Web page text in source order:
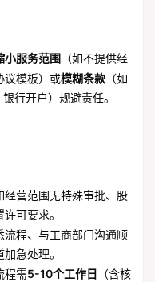
小服务范围 （如不提供经
议模板）或模糊条款 （如
行开户）规避责任。
经营范围无特殊审批、股
可要求。
流程、与工商部门沟通顺
急处理。
程需5-10个工作日
（含核